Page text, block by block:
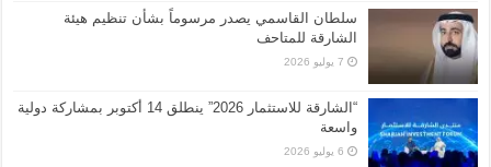
سلطان القاسمي يصدر مرسوماً بشأن تنظيم هيئة
الشارقة للمتاحف
7 يوليو 2026
“الشارقة للاستثمار 2026” ينطلق 14 أكتوبر بمشاركة دولية
واسعة
6 يوليو 2026